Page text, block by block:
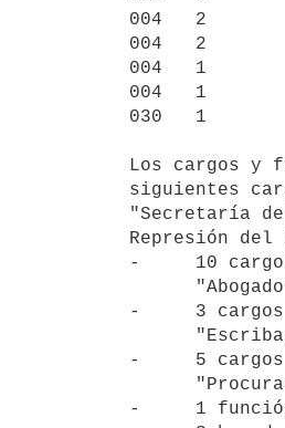
004   2
004   2
004   1
004   1
030   1
Los cargos y
siguientes
"Secretaría
Represión
-     10
-     3 cargos
-     5 cargos
-     1